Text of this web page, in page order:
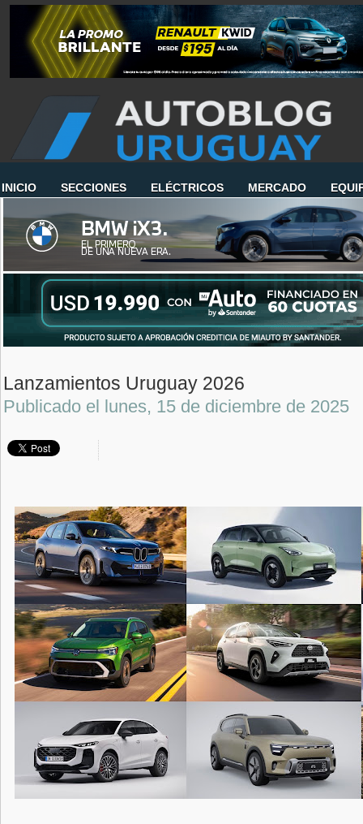
INICIO SECCIONES ELÉCTRICOS MERCADO
Lanzamientos Uruguay 2026
Publicado el lunes, 15 de diciembre de 2025